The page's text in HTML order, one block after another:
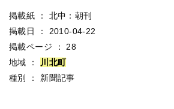
掲載紙 ：
北中：朝刊
掲載日
：
2010-04-22
掲載ページ
：
28
地域
： 川 北町
種別
： 新聞記事